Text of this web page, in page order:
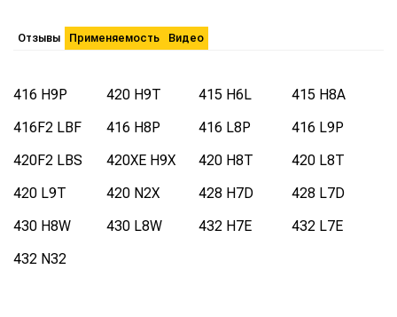
Отзывы Применяемость Видео
416 H9P 420 H9T 415 H6L
415 H8A
416F2 LBF
416 H8P 416 L8P
416 L9P
420F2 LBS
420XE H9X 420 H8T
420 L8T
420 L9T
420 N2X 428 H7D
428 L7D
430 H8W
430 L8W 432 H7E
432 L7E
432 N32